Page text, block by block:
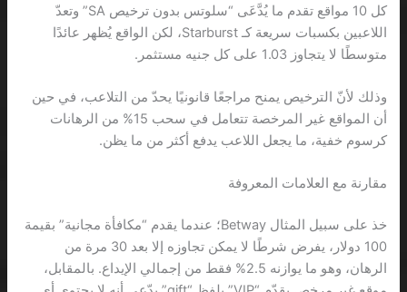
كل 10 مواقع تقدم ما يُدَّعَى “سلوتس بدون ترخيص SA” وتعدّ
اللاعبين بكسبات سريعة كـ Starburst، لكن الواقع يُظهر عائدًا
متوسطًا لا يتجاوز 1.03 على كل جنيه مستثمر.
وذلك لأنّ الترخيص يمنح مراجعًا قانونيًا يحدّ من التلاعب، في حين
أن المواقع غير المرخصة تتعامل في سحب 15% من الرهانات
كرسوم خفية، ما يجعل اللاعب يدفع أكثر من ما يظن.
مقارنة مع العلامات المعروفة
خذ على سبيل المثال Betway؛ عندما يقدم “مكافأة مجانية” بقيمة
100 دولار، يفرض شرطًا لا يمكن تجاوزه إلا بعد 30 مرة من
الرهان، وهو ما يوازنه 2.5% فقط من إجمالي الإيداع. بالمقابل،